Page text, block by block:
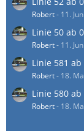
Robert- 11.
Linie 50 ab
Robert- 11.
Linie 581 ab
Robert- 18.
Linie 580 ab
Robert- 18.